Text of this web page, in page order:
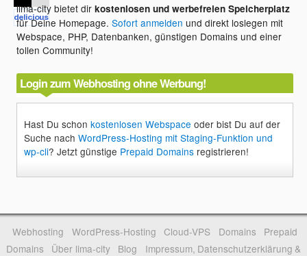
lima-city bietet dirkostenlosen und werbefreien Speicherplatz
für Deine Homepage.Sofort anmelden und direkt loslegen mit
Webspace, PHP, Datenbanken, günstigen Domains und einer
tollen Community!
Login zum Webhosting ohne Werbung!
Hast Du schonkostenlosen Webspace oder bist Du auf der
Suche nachWordPress-Hosting mit Staging-Funktion und
wp-cli? Jetzt günstige Prepaid Domains registrieren!
Webhosting WordPress-Hosting Cloud-VPS Domains
Prepaid
Domains
Über lima-city Blog Impressum, Datenschutzerklärung &